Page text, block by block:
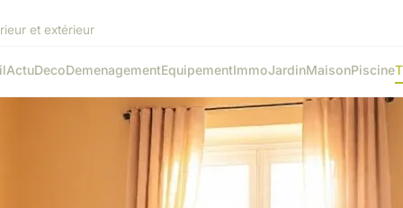
et extérieur
ActuDecoDemenagementEquipementImmoJardinMaisonPiscine